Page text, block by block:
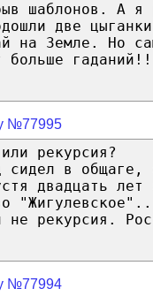
шаблонов. А я
две
на Земле. Но
больше
№77995
рекурсия?
сидел в общаге,
двадцать
не рекурсия.
№77994